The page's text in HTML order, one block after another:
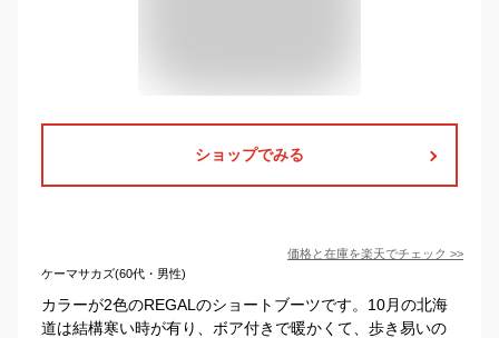
ショップでみる
価格と在庫を楽天でチェック >>
ケーマサカズ(60代・男性)
カラーが2色のREGALのショートブーツです。10月の北海
道は結構寒い時が有り、ボア付きで暖かくて、歩き易いの